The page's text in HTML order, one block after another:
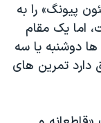
پیونگ» را به
اما یک مقام
دوشنبه یا سه
تمرین های